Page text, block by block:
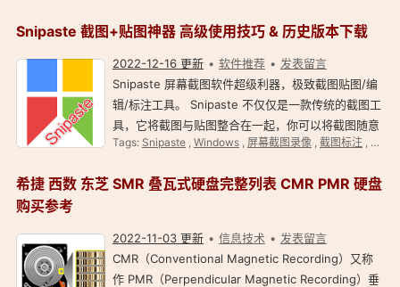
Snipaste 截图+贴图神器 高级使用技巧 & 历史版本下载
2022-12-16 更新 软件推荐
发表留言
Snipaste 屏幕截图软件超级利器，极致截图贴图/编
辑/标注工具。 Snipaste 不仅仅是一款传统的截图工
具，它将截图与贴图整合在一起，你可以将截图随意
放置在桌面，还可以回放截屏记录、取色、多次截
+…
Tags: Snipaste, Windows, 屏幕截图录像, 截图标注, 搬运
希捷 西数 东芝 SMR 叠瓦式硬盘完整列表 CMR PMR 硬盘
购买参考
2022-11-03 更新 信息技术
发表留言
CMR（Conventional Magnetic Recording）又称
作 PMR（Perpendicular Magnetic Recording）垂